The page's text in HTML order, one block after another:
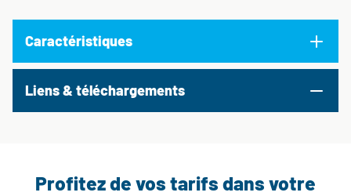
Caractéristiques
Liens & téléchargements
Profitez de vos tarifs dans votre